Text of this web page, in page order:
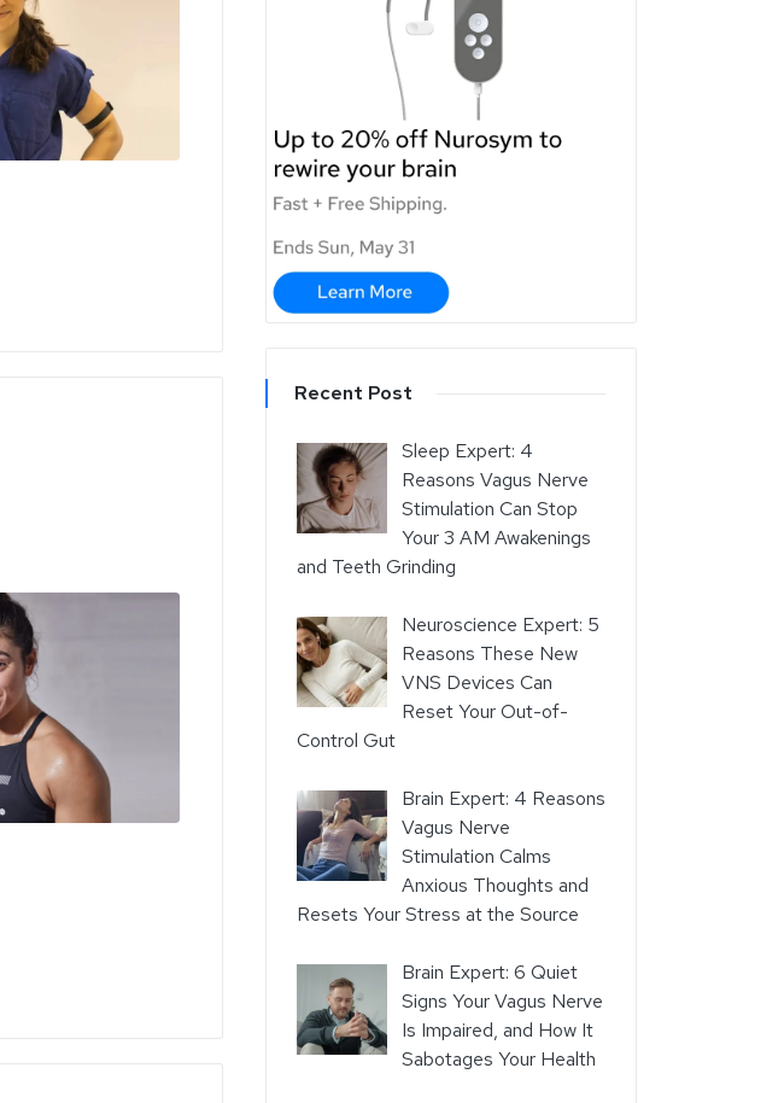
Recent Post
Sleep Expert: 4
Reasons Vagus Nerve
Stimulation Can Stop
Your 3 AM Awakenings
and Teeth Grinding
Neuroscience Expert: 5
Reasons These New
VNS Devices Can
Reset Your Out-of-
Control Gut
Brain Expert: 4 Reasons
Vagus Nerve
Stimulation Calms
Anxious Thoughts and
Resets Your Stress at the Source
Brain Expert: 6 Quiet
Signs Your Vagus Nerve
Is Impaired, and How It
Sabotages Your Health